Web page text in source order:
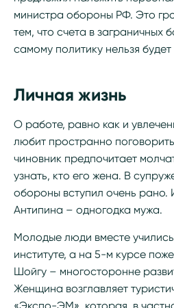
министра обороны РФ. Это
тем, что счета в заграничных
самому политику нельзя
Личная жизнь
О работе, равно как и
любит пространно
чиновник предпочитает
узнать, кто его жена. В
обороны вступил очень
Антипина – одногодка мужа.
Молодые люди вместе
институте, а на 5-м курсе
Шойгу – многосторонне
Женщина возглавляет